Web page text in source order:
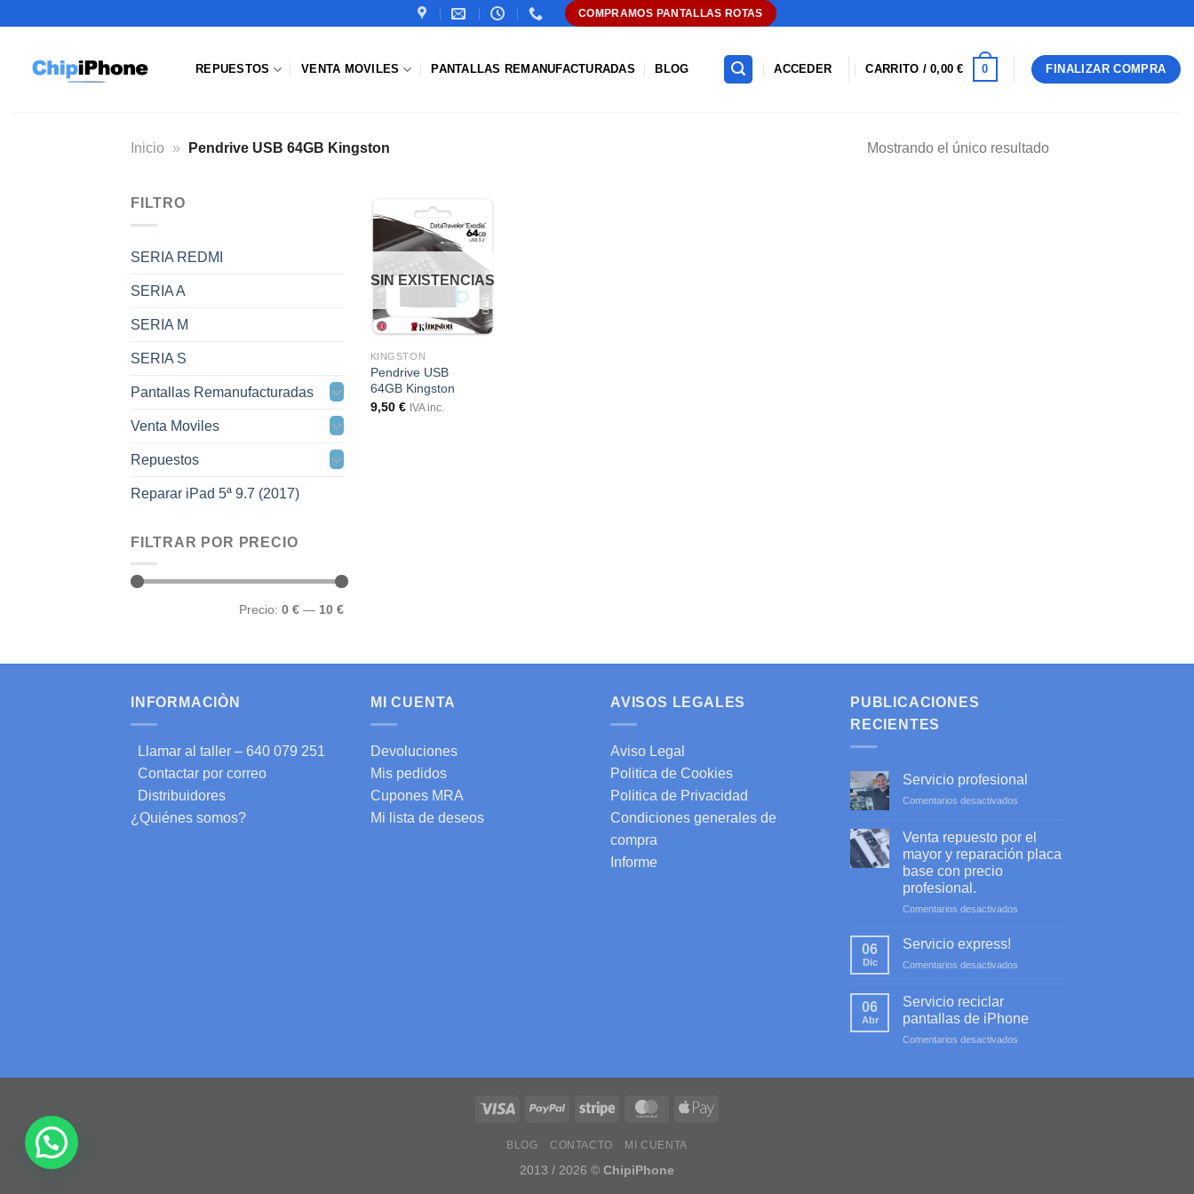
COMPRAMOS PANTALLAS ROTAS
REPUESTOS VENTA MOVILES PANTALLAS REMANUFACTURADAS BLOG ACCEDER CARRITO /0,00€ 0 FINALIZAR COMPRA
Inicio » Pendrive USB 64GB Kingston Mostrando el único resultado
FILTRO
SERIA REDMI
SERIA A
SERIA M
SERIA S
Pantallas Remanufacturadas
Venta Moviles
Repuestos
Reparar iPad 5ª 9.7 (2017)
FILTRAR POR PRECIO
Precio: 0 € — 10 €
Añadir
a la
lista de
deseos
SIN EXISTENCIAS
KINGSTON
Pendrive USB
64GB Kingston
9,50 € IVA inc.
INFORMACIÒN
Llamar al taller – 640 079 251
Contactar por correo
Distribuidores
¿Quiénes somos?
MI CUENTA
Devoluciones
Mis pedidos
Cupones MRA
Mi lista de deseos
AVISOS LEGALES
Aviso Legal
Politica de Cookies
Politica de Privacidad
Condiciones generales de
compra
Informe
PUBLICACIONES
RECIENTES
Servicio profesional
Comentarios desactivados
profesional
Venta repuesto por el
mayor y reparación placa
base con precio
profesional.
Comentarios desactivados
reparación
06
Dic
Servicio express!
Comentarios desactivados
06
Abr
Servicio reciclar
pantallas de iPhone
Comentarios desactivados
BLOG CONTACTO MI CUENTA
2013 / 2026 © ChipiPhone